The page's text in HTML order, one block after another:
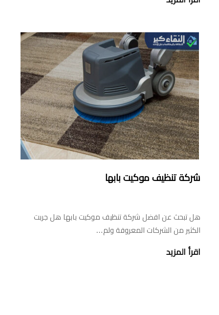
شركة تنظيف موكيت بابها
هل تبحث عن افضل شركة تنظيف موكيت بابها هل جربت
الكثير من الشركات المعروفة ولم…
اقرأ المزيد